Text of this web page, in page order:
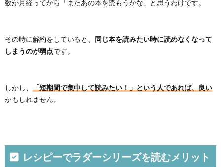
数か月経ってから「またあの本を読もうかな」と思うわけです。
その時に解約をしていると、
同じ本を読みたい時に読めなくなって
しまうのが弱点です。
しかし、 「短期間で集中して読みたい！」という人であれば、良い
かもしれません。
レシピーでラダーシリーズを読むメリット